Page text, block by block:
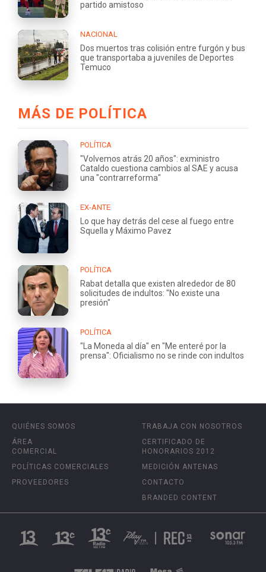
partido amistoso
NACIONAL
Dos muertos tras colisión entre furgón y bus
que transportaba a juveniles de Deportes
Temuco
MÁS DE POLÍTICA
POLÍTICA
"Volvemos atrás 20 años": exministro
Cataldo cuestiona cambios al SAE y acusa
una "contrarreforma"
EX-ANTE
Lo que hay detrás del cese al fuego entre
Squella y Máximo Pavez
POLÍTICA
Rabat detalla que existen alrededor de 80
solicitudes de indultos: "No existe una
presión"
POLÍTICA
"La Moneda al día" en "Me enteré por la
prensa": Oficialismo no se rinde con indultos
QUIÉNES SOMOS
ÁREA
COMERCIAL
POLÍTICAS COMERCIALES
PROVEEDORES
TRABAJA CON NOSOTROS
CERTIFICADO DE
HONORARIOS 2012
MEDICIÓN ANTENAS
CONTACTO
BRANDED CONTENT